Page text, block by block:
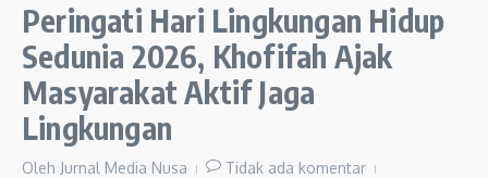
Peringati Hari Lingkungan Hidup
Sedunia 2026, Khofifah Ajak
Masyarakat Aktif Jaga
Lingkungan
Oleh Jurnal Media Nusa
Tidak ada komentar